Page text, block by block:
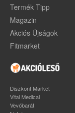
Termék Tipp
Magazin
Akciós Újságok
Fitmarket
Diszkont Market
Vital Medical
Vevőbarát